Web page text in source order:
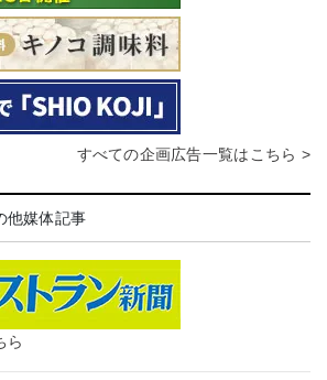
すべての企画広告一覧はこちら >
他媒体記事
ら